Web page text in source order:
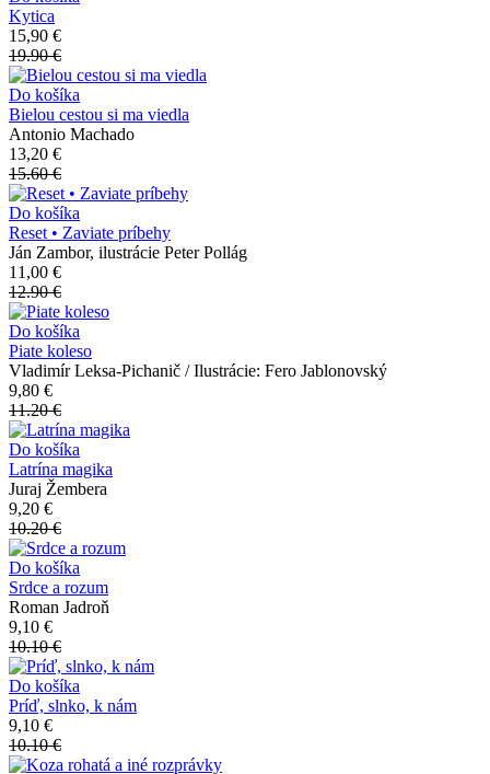
Kytica
15,90 €
19.90 €
Do košíka
Bielou cestou si ma viedla
Antonio Machado
13,20 €
15.60 €
Do košíka
Reset • Zaviate príbehy
Ján Zambor, ilustrácie Peter Pollág
11,00 €
12.90 €
Do košíka
Piate koleso
Vladimír Leksa-Pichanič / Ilustrácie: Fero Jablonovský
9,80 €
11.20 €
Do košíka
Latrína magika
Juraj Žembera
9,20 €
10.20 €
Do košíka
Srdce a rozum
Roman Jadroň
9,10 €
10.10 €
Do košíka
Príď, slnko, k nám
9,10 €
10.10 €